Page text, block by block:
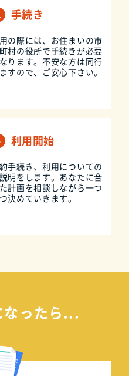
手続き
の際には、お住まいの市
村の役所で手続きが必要
ります。不安な方は同行
すので、ご安心下さい。
利用開始
手続き、利用についての
明をします。あなたに合
計画を相談しながら一つ
決めていきます。
なったら...